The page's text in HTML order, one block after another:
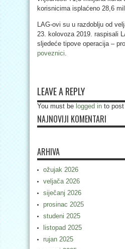
korisnicima isplaćeno 28,6
LAG-ovi su u razdoblju od
23. kolovoza 2019. raspisali
sljedeće tipove operacija –
poveznici.
LEAVE A REPLY
You must be logged in to
NAJNOVIJI KOMENTARI
ARHIVA
ožujak 2026
veljača 2026
siječanj 2026
prosinac 2025
studeni 2025
listopad 2025
rujan 2025